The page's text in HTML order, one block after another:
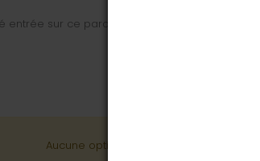
entrée sur ce parc.
Aucune option n'a été entrée sur ce parc.